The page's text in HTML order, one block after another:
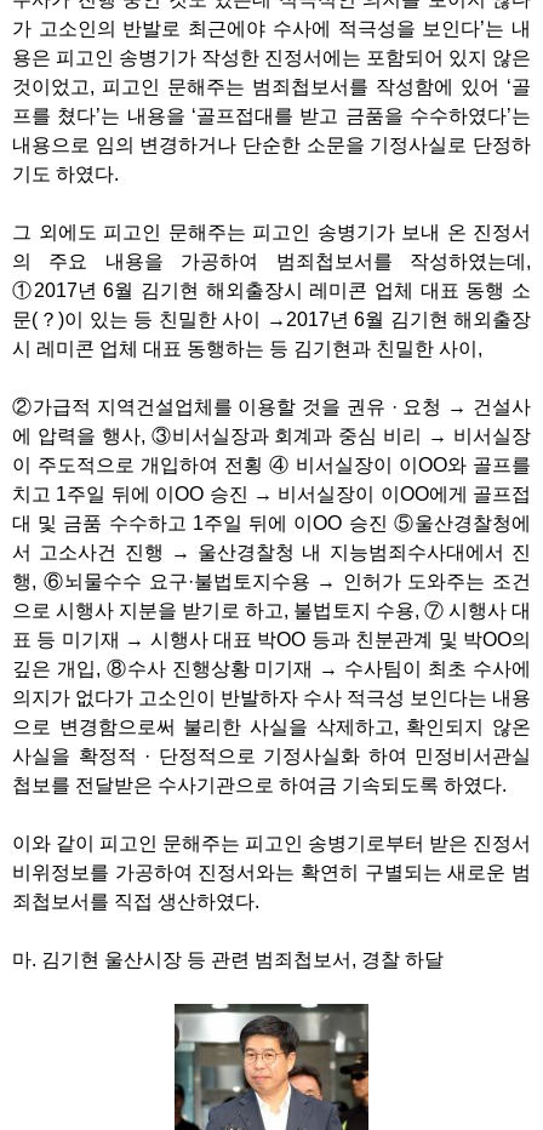
가 고소인의 반발로 최근에야 수사에 적극성을 보인다’는 내
용은 피고인 송병기가 작성한 진정서에는 포함되어 있지 않은
것이었고, 피고인 문해주는 범죄첩보서를 작성함에 있어 ‘골
프를 쳤다’는 내용을 ‘골프접대를 받고 금품을 수수하였다’는
내용으로 임의 변경하거나 단순한 소문을 기정사실로 단정하
기도 하였다.
그 외에도 피고인 문해주는 피고인 송병기가 보내 온 진정서
의 주요 내용을 가공하여 범죄첩보서를 작성하였는데,
①2017년 6월 김기현 해외출장시 레미콘 업체 대표 동행 소
문(？)이 있는 등 친밀한 사이 →2017년 6월 김기현 해외출장
시 레미콘 업체 대표 동행하는 등 김기현과 친밀한 사이,
②가급적 지역건설업체를 이용할 것을 권유 · 요청 → 건설사
에 압력을 행사, ③비서실장과 회계과 중심 비리 → 비서실장
이 주도적으로 개입하여 전횡 ④ 비서실장이 이OO와 골프를
치고 1주일 뒤에 이OO 승진 → 비서실장이 이OO에게 골프접
대 및 금품 수수하고 1주일 뒤에 이OO 승진 ⑤울산경찰청에
서 고소사건 진행 → 울산경찰청 내 지능범죄수사대에서 진
행, ⑥뇌물수수 요구·불법토지수용 → 인허가 도와주는 조건
으로 시행사 지분을 받기로 하고, 불법토지 수용, ⑦ 시행사 대
표 등 미기재 → 시행사 대표 박OO 등과 친분관계 및 박OO의
깊은 개입, ⑧수사 진행상황 미기재 → 수사팀이 최초 수사에
의지가 없다가 고소인이 반발하자 수사 적극성 보인다는 내용
으로 변경함으로써 불리한 사실을 삭제하고, 확인되지 않온
사실을 확정적 · 단정적으로 기정사실화 하여 민정비서관실
첩보를 전달받은 수사기관으로 하여금 기속되도록 하였다.
이와 같이 피고인 문해주는 피고인 송병기로부터 받은 진정서
비위정보를 가공하여 진정서와는 확연히 구별되는 새로운 범
죄첩보서를 직접 생산하였다.
마. 김기현 울산시장 등 관련 범죄첩보서, 경찰 하달